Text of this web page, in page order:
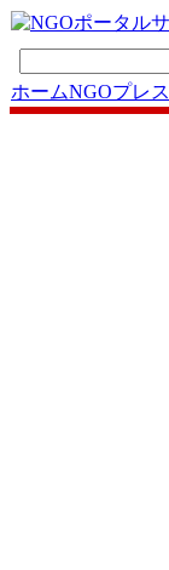
ホームNGOプレス